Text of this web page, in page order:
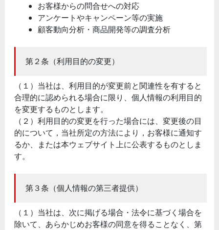
お客様からの問合せへの対応
アンケートやキャンペーン等の実施
顧客動向分析・商品開発等の調査分析
第２条（利用目的の変更）
（１）当社は、利用目的が変更前と関連性を有すると
合理的に認められる場合に限り、個人情報の利用目的
を変更するものとします。
（２）利用目的の変更を行った場合には、変更後の目
的について，当社所定の方法により，お客様に通知す
るか、または本ウェブサイト上に公表するものとしま
す。
第３条（個人情報の第三者提供）
（１）当社は、次に掲げる場合・法令に基づく場合を
除いて、あらかじめお客様の同意を得ることなく、第